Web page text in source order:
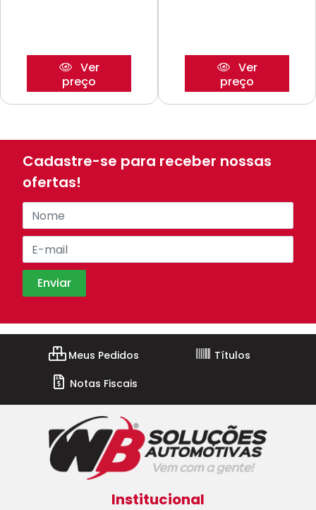
Ver
preço
Ver
preço
Cadastre-se para receber nossas
ofertas!
Meus Pedidos
Títulos
Notas Fiscais
Institucional